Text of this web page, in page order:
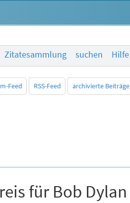
Zitatesammlung suchen Hilfe
Feed RSS-Feed archivierte Beiträge
für Bob Dylan